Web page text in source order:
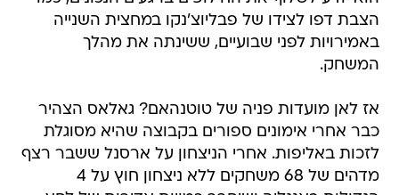
הצבת דפו לצידו של פבליוצ'נקו במחצית השנייה
באמירויות לפני שבועיים, ששינתה את מהלך
המשחק.
אז לאן מועדות פניה של טוטנהאם? גאלאס הצהיר
כבר אחרי אימונים ספורים בקבוצה שהיא מסוגלת
לזכות באליפות. אחרי הניצחון על ארסנל ששבר רצף
מדהים של 68 משחקים ללא ניצחון חוץ על 4